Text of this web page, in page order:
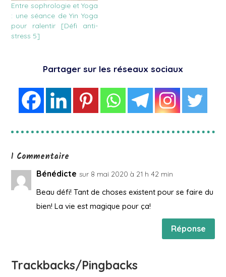
Entre sophrologie et Yoga
: une séance de Yin Yoga
pour ralentir [Défi anti-
stress 5]
Partager sur les réseaux sociaux
1 Commentaire
Bénédicte sur 8 mai 2020 à 21 h 42 min
Beau défi! Tant de choses existent pour se faire du
bien! La vie est magique pour ça!
Réponse
Trackbacks/Pingbacks